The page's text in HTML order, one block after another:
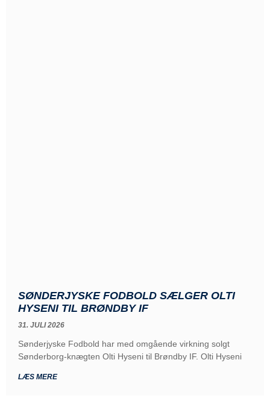
SØNDERJYSKE FODBOLD SÆLGER OLTI
HYSENI TIL BRØNDBY IF
31. JULI 2026
Sønderjyske Fodbold har med omgående virkning solgt
Sønderborg-knægten Olti Hyseni til Brøndby IF. Olti Hyseni
LÆS MERE